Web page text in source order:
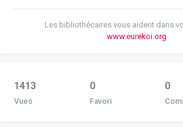
Les bibliothécaires vous aident dans
www.eurekoi.org
1413
Vues
0
Favori
0